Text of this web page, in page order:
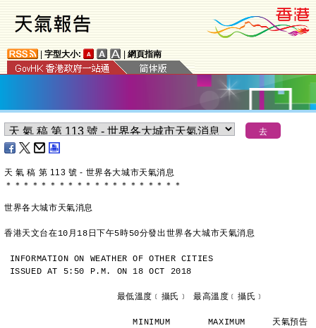
字型大小: 網頁指南
天 氣 稿 第 113 號 - 世界各大城市天氣消息
＊ ＊ ＊ ＊ ＊ ＊ ＊ ＊ ＊ ＊ ＊ ＊ ＊ ＊ ＊ ＊ ＊ ＊ ＊ ＊
世界各大城市天氣消息
香港天文台在10月18日下午5時50分發出世界各大城市天氣消息
INFORMATION ON WEATHER OF OTHER CITIES
ISSUED AT 5:50 P.M. ON 18 OCT 2018
                     最低溫度﹝攝氏﹞ 最高溫度﹝攝氏﹞
                        MINIMUM       MAXIMUM     天氣預告